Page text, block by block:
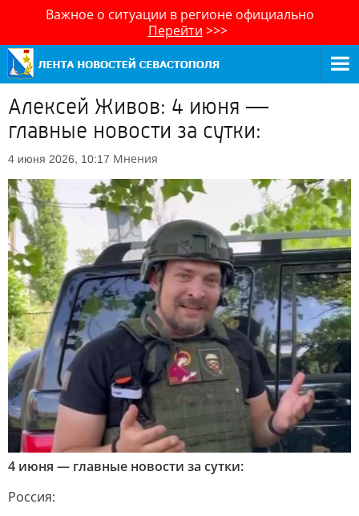
Важное о ситуации в регионе официально
Перейти >>>
Алексей Живов: 4 июня —
главные новости за сутки:
4 июня 2026, 10:17 Мнения
4 июня — главные новости за сутки:
Россия: